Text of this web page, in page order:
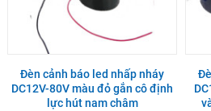
Đèn cảnh báo led nhấp nháy
DC12V-80V màu đỏ gắn cô định
lực hút nam châm